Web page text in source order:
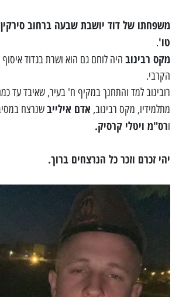
טו'.
מקס רבינוב
הקרבי.
רובינוב למד והתחנך במקיף ח' בעיר, שאיבד עד
מתלמידיו, מקס רבינוב, אדם אילייבשנרצח
ורס"מ ויטלי קרסיק.
יהי זכרם וזכר כל הנרצחים ברוך.